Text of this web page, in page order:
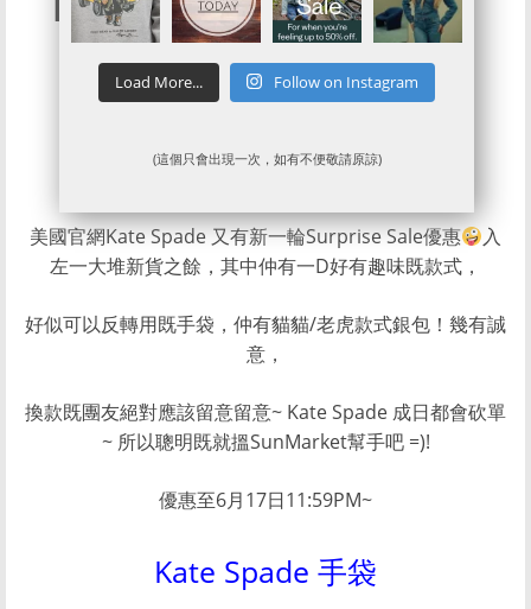
Surprise Flash
Sale
美國官網Kate Spade 又有新一輪Surprise Sale優惠
入
左一大堆新貨之餘，其中仲有一D好有趣味既款式，
好似可以反轉用既手袋，仲有貓貓/老虎款式銀包！幾有誠
意，
換款既團友絕對應該留意留意~ Kate Spade 成日都會砍單
~ 所以聰明既就搵SunMarket幫手吧 =)!
優惠至6月17日11:59PM~
Kate Spade 手袋
Load More... Follow on Instagram
(這個只會出現一次，如有不便敬請原諒)